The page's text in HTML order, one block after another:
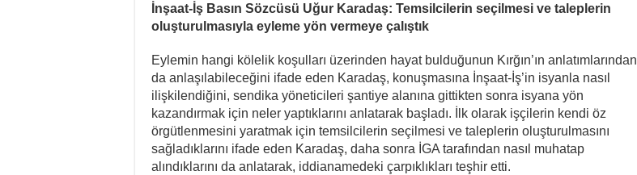
İnşaat-İş Basın Sözcüsü Uğur Karadaş: Temsilcilerin seçilmesi ve taleplerin
oluşturulmasıyla eyleme yön vermeye çalıştık
Eylemin hangi kölelik koşulları üzerinden hayat bulduğunun Kırğın’ın anlatımlarından
da anlaşılabileceğini ifade eden Karadaş, konuşmasına İnşaat-İş’in isyanla nasıl
ilişkilendiğini, sendika yöneticileri şantiye alanına gittikten sonra isyana yön
kazandırmak için neler yaptıklarını anlatarak başladı. İlk olarak işçilerin kendi öz
örgütlenmesini yaratmak için temsilcilerin seçilmesi ve taleplerin oluşturulmasını
sağladıklarını ifade eden Karadaş, daha sonra İGA tarafından nasıl muhatap
alındıklarını da anlatarak, iddianamedeki çarpıklıkları teşhir etti.